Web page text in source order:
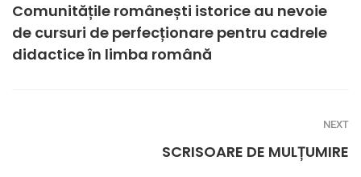
Comunitățile românești istorice au nevoie
de cursuri de perfecționare pentru cadrele
didactice în limba română
NEXT
SCRISOARE DE MULȚUMIRE